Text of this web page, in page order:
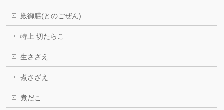
殿御膳(とのごぜん)
特上 切たらこ
生さざえ
煮さざえ
煮だこ